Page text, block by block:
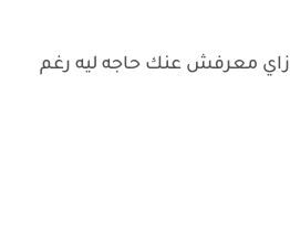
ازاي معرفش عنك حاجه ليه رغم